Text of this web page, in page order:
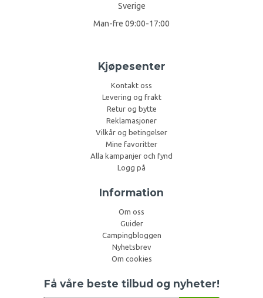
Sverige
Man-fre 09:00-17:00
Kjøpesenter
Kontakt oss
Levering og frakt
Retur og bytte
Reklamasjoner
Vilkår og betingelser
Mine favoritter
Alla kampanjer och fynd
Logg på
Information
Om oss
Guider
Campingbloggen
Nyhetsbrev
Om cookies
Få våre beste tilbud og nyheter!